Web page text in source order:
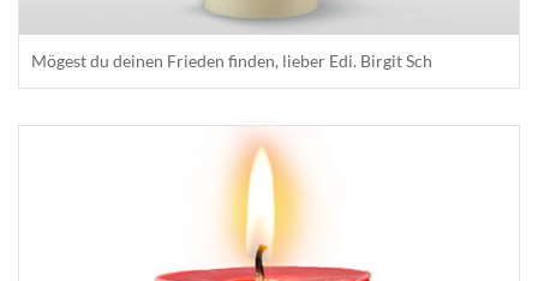
Mögest du deinen Frieden finden, lieber Edi. Birgit Sch